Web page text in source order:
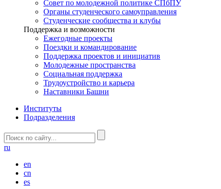
Совет по молодежной политике СПбПУ
Органы студенческого самоуправления
Студенческие сообщества и клубы
Поддержка и возможности
Ежегодные проекты
Поездки и командирование
Поддержка проектов и инициатив
Молодежные пространства
Социальная поддержка
Трудоустройство и карьера
Наставники Башни
Институты
Подразделения
ru
en
cn
es